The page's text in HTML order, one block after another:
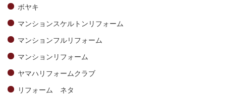
ボヤキ
マンションスケルトンリフォーム
マンションフルリフォーム
マンションリフォーム
ヤマハリフォームクラブ
リフォーム ネタ